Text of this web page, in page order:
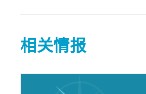
相关情报